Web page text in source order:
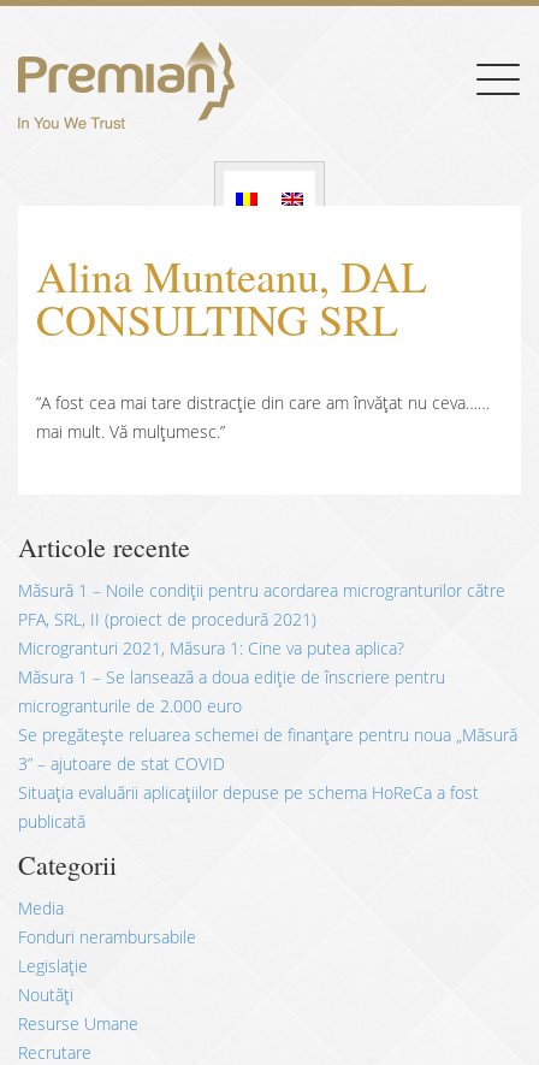
Alina Munteanu, DAL
CONSULTING SRL
”A fost cea mai tare distracție din care am învățat nu ceva……
mai mult. Vă mulțumesc.”
Articole recente
Măsură 1 – Noile condiții pentru acordarea microgranturilor către
PFA, SRL, II (proiect de procedură 2021)
Microgranturi 2021, Măsura 1: Cine va putea aplica?
Măsura 1 – Se lansează a doua ediție de înscriere pentru
microgranturile de 2.000 euro
Se pregătește reluarea schemei de finanțare pentru noua „Măsură
3” – ajutoare de stat COVID
Situația evaluării aplicațiilor depuse pe schema HoReCa a fost
publicată
Categorii
Media
Fonduri nerambursabile
Legislație
Noutăți
Resurse Umane
Recrutare